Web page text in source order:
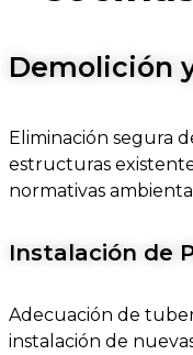
Demolición
Eliminación segura
estructuras
normativas
Instalación de
Adecuación de
instalación de